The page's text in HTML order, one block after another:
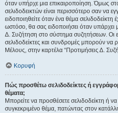
όταν υπήρχε μια επικαιροποίηση. Όμως
σελιδοδεικτών είναι περισσότερο σαν να
ειδοποιηθείτε όταν ένα θέμα
ωστόσο, θα σας ειδοποιήσει όταν υπάρχει
Δ. Συζήτηση στο σύστημα συζητήσεων. Οι
σελιδοδείκτες και συνδρομές μπορούν
Μέλους, στην καρτέλα “Προτιμήσεις Δ.
Κορυφή
Πώς προσθέτω σελιδοδείκτες ή
θέματα;
Μπορείτε να προσθέσετε σελιδοδείκτη ή
συγκεκριμένο θέμα, πατώντας στον